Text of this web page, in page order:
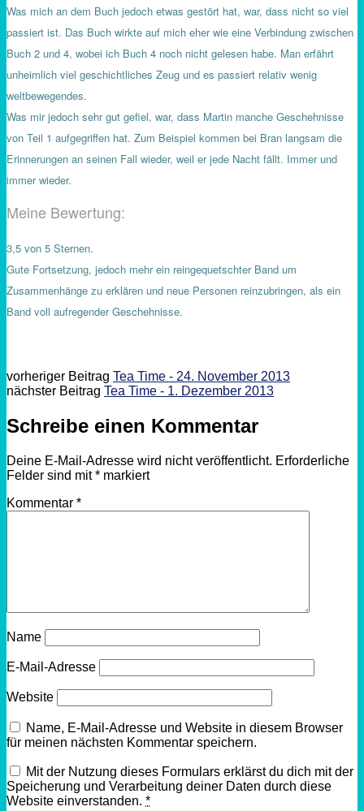
Was mich an dem Buch jedoch etwas gestört hat, war, dass nicht so viel
passiert ist. Das Buch wirkte auf mich eher wie eine Verbindung zwischen
Buch 2 und 4, wobei ich Buch 4 noch nicht gelesen habe. Man erfährt
unheimlich viel geschichtliches Zeug und es passiert relativ wenig
weltbewegendes.
Was mir jedoch sehr gut gefiel, war, dass Martin manche Geschehnisse
von Teil 1 aufgegriffen hat. Zum Beispiel kommen bei Bran langsam die
Erinnerungen an seinen Fall wieder, weil er jede Nacht fällt. Immer und
immer wieder.
Meine Bewertung:
3,5 von 5 Sternen.
Gute Fortsetzung, jedoch mehr ein reingequetschter Band um
Zusammenhänge zu erklären und neue Personen reinzubringen, als ein
Band voll aufregender Geschehnisse.
vorheriger Beitrag Tea Time - 24. November 2013
nächster Beitrag Tea Time - 1. Dezember 2013
Schreibe einen Kommentar
Deine E-Mail-Adresse wird nicht veröffentlicht. Erforderliche
Felder sind mit* markiert
Kommentar *
Name
E-Mail-Adresse
Website
Name, E-Mail-Adresse und Website in diesem Browser
für meinen nächsten Kommentar speichern.
Mit der Nutzung dieses Formulars erklärst du dich mit der
Speicherung und Verarbeitung deiner Daten durch diese
Website einverstanden. *